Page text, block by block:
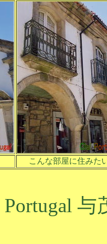
こんな部屋に住みた
Portugal